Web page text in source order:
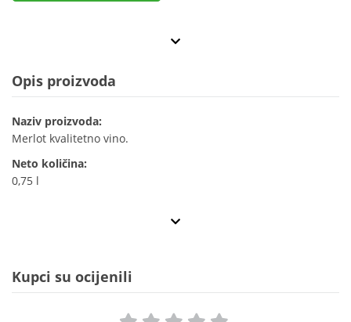
Opis proizvoda
Naziv proizvoda:
Merlot kvalitetno vino.
Neto količina:
0,75 l
Kupci su ocijenili